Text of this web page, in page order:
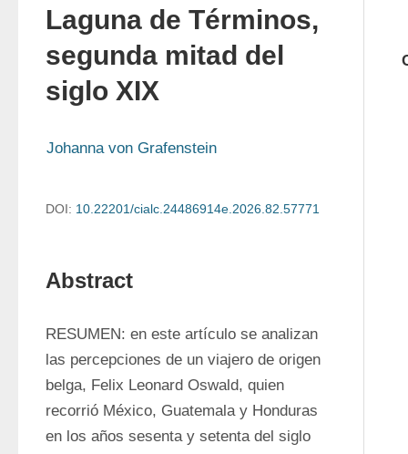
Laguna de Términos,
segunda mitad del
siglo XIX
Johanna von Grafenstein
DOI: 10.22201/cialc.24486914e.2026.82.57771
Abstract
RESUMEN: en este artículo se analizan
las percepciones de un viajero de origen
belga, Felix Leonard Oswald, quien
recorrió México, Guatemala y Honduras
en los años sesenta y setenta del siglo